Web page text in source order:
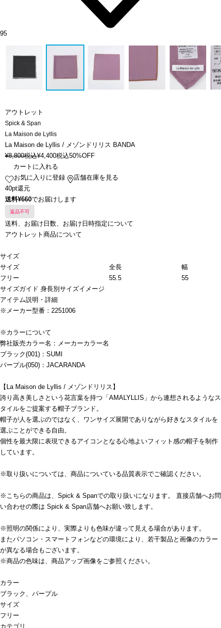
95
アウトレット
Spick & Span
La Maison de Lyllis
La Maison de Lyllis / メゾンドリリス BANDA
¥8,800税込¥4,400税込50%OFF
カートに入れる
お気に入りに登録
店舗在庫を見る
40pt還元
送料¥660でお届けします
返品不可
送料、お届け日数、お届け日時指定について
アウトレット商品について
サイズ
サイズ
全長
幅
フリー
55.5
55
サイズガイド 身長別サイズイメージ
アイテム説明・詳細
※メーカー型番：2251006
※カラーについて
弊社販売カラー名：メーカーカラー名
ブラック(001)：SUMI
パープル(050)：JACARANDA
【La Maison de Lyllis / メゾンドリリス】
誇り高き美しさという花言葉を持つ「AMALYLLIS」から連想されるようなス
タイルをご提案する帽子ブランド。
帽子が人を選ぶのではなく、ワンサイズ展開でありながら好きなスタイルを
選ぶことができる自由。
個性を最大限に表現できるアイコンとなる心地よいフィット感の帽子を制作
しています。
※取り扱いについては、商品についている品質表示でご確認ください。
※こちらの商品は、Spick & Spanでの取り扱いになります。 直接店舗へお問
い合わせの際は Spick & Span店舗へお願い致します。
※照明の関係により、実際よりも色味が違って見える場合があります。
またパソコン・スマートフォンなどの環境により、若干製品と画像のカラー
が異なる場合もございます。
※商品の色味は、商品アップ画像をご参照ください。
カラー
ブラック、パープル
サイズ
フリー
カテゴリ